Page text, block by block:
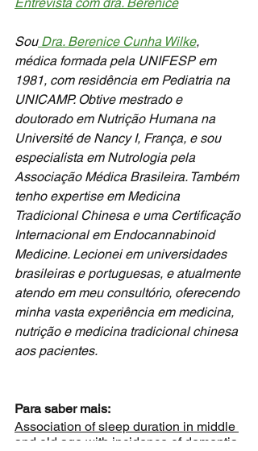
Entrevista com dra. Berenice
Sou Dra. Berenice Cunha Wilke,
médica formada pela UNIFESP em
1981, com residência em Pediatria na
UNICAMP. Obtive mestrado e
doutorado em Nutrição Humana na
Université de Nancy I, França, e sou
especialista em Nutrologia pela
Associação Médica Brasileira. Também
tenho expertise em Medicina
Tradicional Chinesa e uma Certificação
Internacional em Endocannabinoid
Medicine. Lecionei em universidades
brasileiras e portuguesas, e atualmente
atendo em meu consultório, oferecendo
minha vasta experiência em medicina,
nutrição e medicina tradicional chinesa
aos pacientes.
Para saber mais:
Association of sleep duration in middle
and old age with incidence of dementia.